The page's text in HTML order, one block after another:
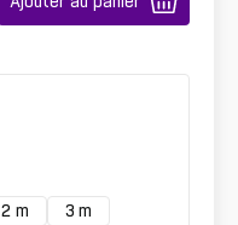
2 m
3 m